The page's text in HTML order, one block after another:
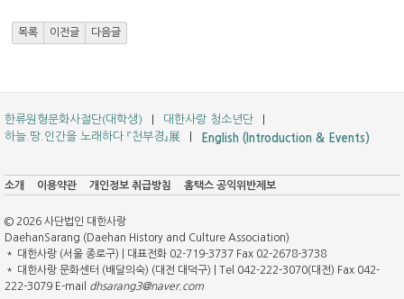
목록 이전글 다음글
한류원형문화사절단(대학생)
대한사랑 청소년단
하늘.땅.인간을 노래하다 『천부경』展
English (Introduction & Events)
소개 이용약관 개인정보 취급방침 홈택스 공익위반제보
© 2026 사단법인 대한사랑
DaehanSarang (Daehan History and Culture Association)
＊ 대한사랑 (서울 종로구) | 대표전화 02-719-3737 Fax 02-2678-3738
＊ 대한사랑 문화센터 (배달의숙) (대전 대덕구) | Tel 042-222-3070(대전) Fax 042-
222-3079 E-mail dhsarang3@naver.com